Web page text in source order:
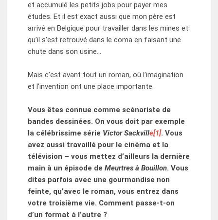
et accumulé les petits jobs pour payer mes
études. Et il est exact aussi que mon père est
arrivé en Belgique pour travailler dans les mines et
qu’il s’est retrouvé dans le coma en faisant une
chute dans son usine…
Mais c’est avant tout un roman, où l’imagination
et l’invention ont une place importante.
Vous êtes connue comme scénariste de
bandes dessinées. On vous doit par exemple
la célébrissime série Victor Sackville[1]. Vous
avez aussi travaillé pour le cinéma et la
télévision – vous mettez d’ailleurs la dernière
main à un épisode de Meurtres à Bouillon. Vous
dites parfois avec une gourmandise non
feinte, qu’avec le roman, vous entrez dans
votre troisième vie. Comment passe-t-on
d’un format à l’autre ?